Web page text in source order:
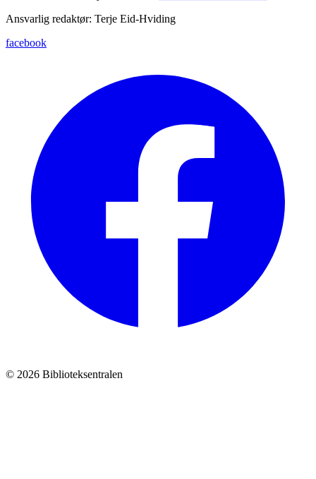
Ansvarlig redaktør: Terje Eid-Hviding
facebook
© 2026 Biblioteksentralen